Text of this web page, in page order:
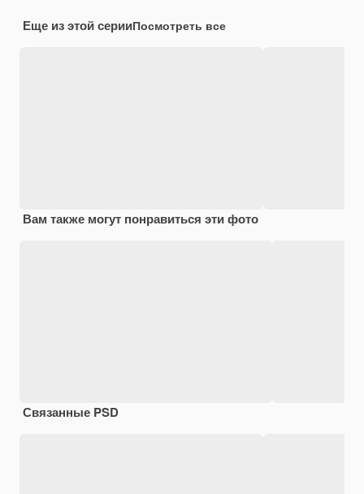
Еще из этой серииПосмотреть все
Вам также могут понравиться эти фото
Связанные PSD